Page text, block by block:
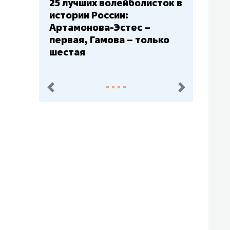
– главный мажор, «Ак
Барс» – второй, «Салават
Юлаев» – середняк
пред. след.